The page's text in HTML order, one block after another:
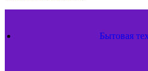
Бытовая